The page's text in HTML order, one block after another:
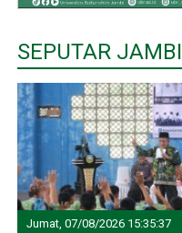
SEPUTAR JAMBI
Jumat, 07/08/2026 15:35:37